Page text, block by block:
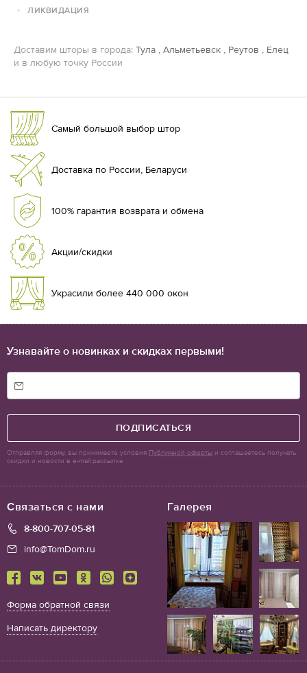
ЛИКВИДАЦИЯ
Доставим шторы в города: Тула , Альметьевск , Реутов , Елец
и в любую точку России
Самый большой выбор штор
Доставка по России, Беларуси
100% гарантия возврата и обмена
Акции/скидки
Украсили более 440 000 окон
Галерея
Связаться с нами
8-800-707-05-81
info@TomDom.ru
Форма обратной связи
Написать директору
Узнавайте о новинках и скидках первыми!
ПОДПИСАТЬСЯ
Отправляя форму, вы принимаете условия Публичной оферты и соглашаетесь получать
скидки и новости в e-mail рассылке